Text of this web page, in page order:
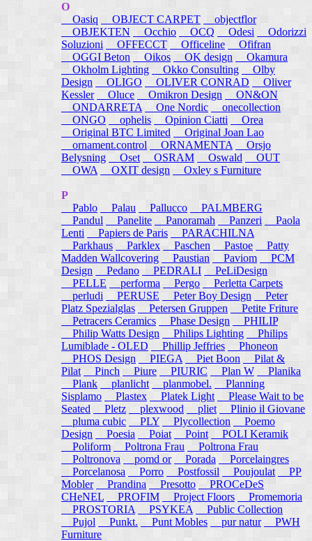
O
Oasiq
OBJECT CARPET
objectflor
OBJEKTEN
Occhio OCQ Odesi
Odorizzi
Soluzioni
OFFECCT Officeline
Ofifran
OGGI Beton
Oikos OK design
Okamura
Okholm Lighting
Okko Consulting
Olby
Design
OLIGO OLIVER CONRAD
Oliver
Kessler
Oluce Omikron Design
ON&ON
ONDARRETA
One Nordic
onecollection
ONGO
ophelis Opinion Ciatti
Orea
Original BTC Limited
Original Joan Lao
ornament.control
ORNAMENTA
Orsjo
Belysning
Oset OSRAM Oswald
OUT
OWA
OXIT design Oxley s Furniture
P
Pablo
Palau Pallucco
PALMBERG
Pandul
Panelite Panoramah Panzeri
Paola
Lenti
Papiers de Paris
PARACHILNA
Parkhaus
Parklex Paschen Pastoe
Patty
Madden Wallcovering
Paustian Paviom
PCM
Design
Pedano PEDRALI
PeLiDesign
PELLE
performa Pergo
Perletta Carpets
perludi
PERUSE Peter Boy Design
Peter
Platz Spezialglas
Petersen Gruppen
Petite Friture
Petracers Ceramics
Phase Design
PHILIP
Philip Watts Design
Philips Lighting
Philips
Lumiblade - OLED
Phillip Jeffries
Phoneon
PHOS Design
PIEGA Piet Boon
Pilat &
Pilat
Pinch Piure PIURIC Plan W
Planika
Plank
planlicht planmobel. Planning
Sisplamo
Plastex Platek Light
Please Wait to be
Seated
Pletz plexwood pliet
Plinio il Giovane
pluma cubic
PLY Plycollection
Poemo
Design
Poesia Poiat Point
POLI Keramik
Poliform
Poltrona Frau
Poltrona Frau
Poltronova
pomd or Porada
Porcelaingres
Porcelanosa
Porro Postfossil Poujoulat
PP
Mobler
Prandina Presotto
PROCeDeS
CHeNEL
PROFIM Project Floors
Promemoria
PROSTORIA
PSYKEA
Public Collection
Pujol
Punkt. Punt Mobles pur natur
PWH
Furniture